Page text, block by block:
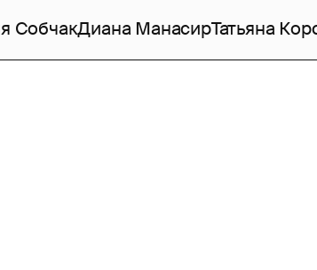
СобчакДиана МанасирТатьяна